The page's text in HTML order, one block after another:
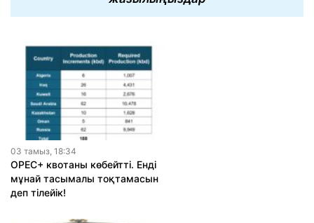
03 тамыз, 18:34
OPEC+ квотаны көбейтті. Енді
мұнай тасымалы тоқтамасын
деп тілейік!